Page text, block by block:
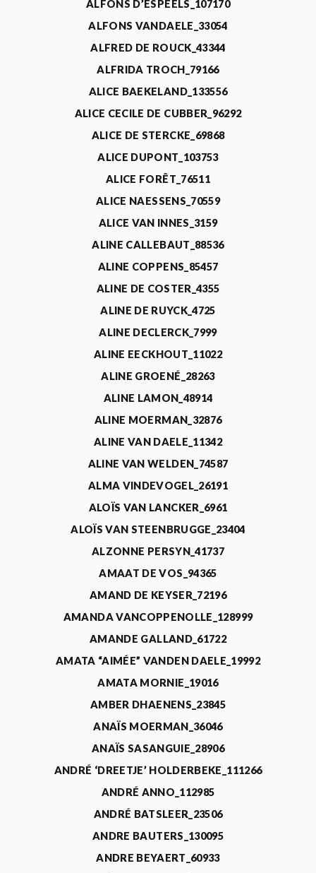
ALFONS D’ESPEELS_107170
ALFONS VANDAELE_33054
ALFRED DE ROUCK_43344
ALFRIDA TROCH_79166
ALICE BAEKELAND_133556
ALICE CECILE DE CUBBER_96292
ALICE DE STERCKE_69868
ALICE DUPONT_103753
ALICE FORÊT_76511
ALICE NAESSENS_70559
ALICE VAN INNES_3159
ALINE CALLEBAUT_88536
ALINE COPPENS_85457
ALINE DE COSTER_4355
ALINE DE RUYCK_4725
ALINE DECLERCK_7999
ALINE EECKHOUT_11022
ALINE GROENÉ_28263
ALINE LAMON_48914
ALINE MOERMAN_32876
ALINE VAN DAELE_11342
ALINE VAN WELDEN_74587
ALMA VINDEVOGEL_26191
ALOÏS VAN LANCKER_6961
ALOÏS VAN STEENBRUGGE_23404
ALZONNE PERSYN_41737
AMAAT DE VOS_94365
AMAND DE KEYSER_72196
AMANDA VANCOPPENOLLE_128999
AMANDE GALLAND_61722
AMATA “AIMÉE” VANDEN DAELE_19992
AMATA MORNIE_19016
AMBER DHAENENS_23845
ANAÏS MOERMAN_36046
ANAÏS SASANGUIE_28906
ANDRÉ ‘DREETJE’ HOLDERBEKE_111266
ANDRÉ ANNO_112985
ANDRÉ BATSLEER_23506
ANDRE BAUTERS_130095
ANDRE BEYAERT_60933